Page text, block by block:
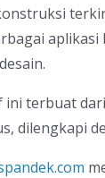
aplikasi
terbuat
dilengkapi